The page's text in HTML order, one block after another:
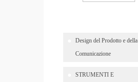
Design del Prodotto e della
Comunicazione
STRUMENTI E